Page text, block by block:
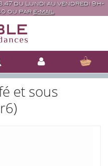
du Lundi au vendredi 9h-
ou par e-mail
et sous